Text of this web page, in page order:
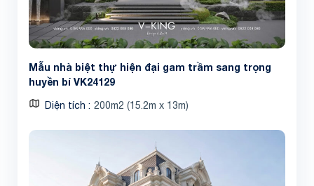
Mẫu nhà biệt thự hiện đại gam trầm sang trọng
huyền bí VK24129
Diện tích 200m2 (15.2m x 13m)